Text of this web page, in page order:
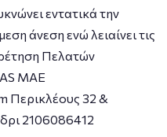
εντατικά την
άνεση ενώ λειαίνει τις
Πελατών
MAE
Περικλέους 32 &
2106086412